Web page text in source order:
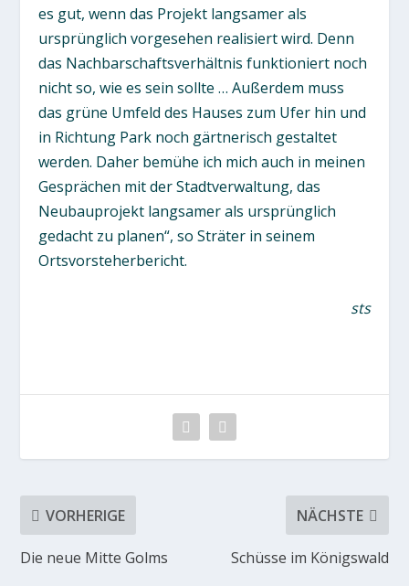
es gut, wenn das Projekt langsamer als
ursprünglich vorgesehen realisiert wird. Denn
das Nachbarschaftsverhältnis funktioniert noch
nicht so, wie es sein sollte … Außerdem muss
das grüne Umfeld des Hauses zum Ufer hin und
in Richtung Park noch gärtnerisch gestaltet
werden. Daher bemühe ich mich auch in meinen
Gesprächen mit der Stadtverwaltung, das
Neubauprojekt langsamer als ursprünglich
gedacht zu planen“, so Sträter in seinem
Ortsvorsteherbericht.
sts
VORHERIGE
Die neue Mitte Golms
NÄCHSTE
Schüsse im Königswald